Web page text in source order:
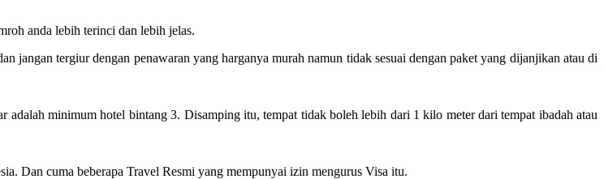
anda lebih terinci dan lebih jelas.
jangan tergiur dengan penawaran yang harganya murah namun tidak sesuai dengan paket yang dijanjikan atau di
adalah minimum hotel bintang 3. Disamping itu, tempat tidak boleh lebih dari 1 kilo meter dari tempat ibadah atau
Dan cuma beberapa Travel Resmi yang mempunyai izin mengurus Visa itu.